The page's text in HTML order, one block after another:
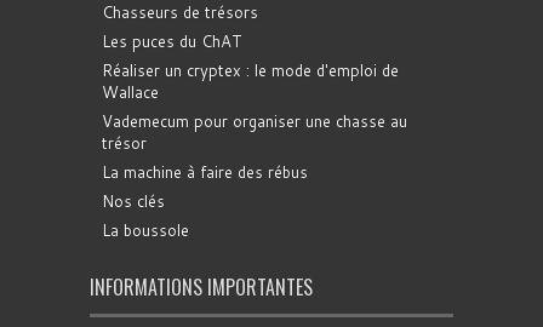
Chasseurs de trésors
Les puces du ChAT
Réaliser un cryptex : le mode d'emploi de
Wallace
Vademecum pour organiser une chasse au
trésor
La machine à faire des rébus
Nos clés
La boussole
INFORMATIONS IMPORTANTES